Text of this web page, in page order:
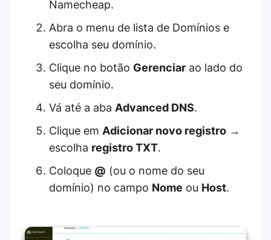
Namecheap.
Abra o menu de lista de Domínios e
escolha seu domínio.
Clique no botão Gerenciar ao lado do
seu domínio.
Vá até a aba Advanced DNS.
Clique em Adicionar novo registro →
escolha registro TXT.
Coloque @ (ou o nome do seu
domínio) no campo Nome ou Host.